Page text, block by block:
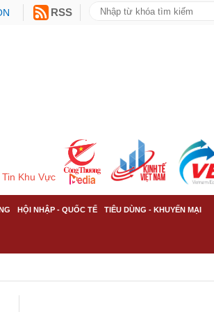
RSS
Tin Khu Vực
HỘI NHẬP - QUỐC TẾ TIÊU DÙNG - KHUYẾN MẠI